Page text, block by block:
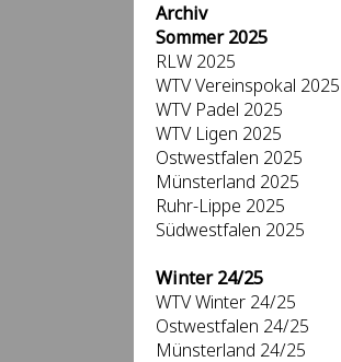
Archiv
Sommer 2025
RLW 2025
WTV Vereinspokal 2025
WTV Padel 2025
WTV Ligen 2025
Ostwestfalen 2025
Münsterland 2025
Ruhr-Lippe 2025
Südwestfalen 2025
Winter 24/25
WTV Winter 24/25
Ostwestfalen 24/25
Münsterland 24/25